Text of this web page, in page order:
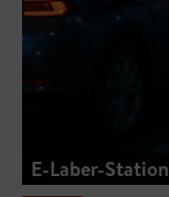
E-Laber-Station